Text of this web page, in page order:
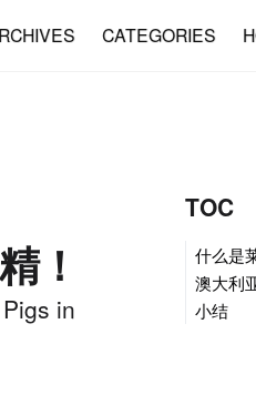
CATEGORIES
！
in
TOC
什么是
澳大利
小结